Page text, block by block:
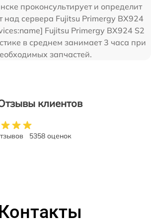
проконсультирует и определит
над сервера Fujitsu Primergy BX924
Fujitsu Primergy BX924 S2
в среднем занимает 3 часа при
запчастей.
клиентов
5358 оценок